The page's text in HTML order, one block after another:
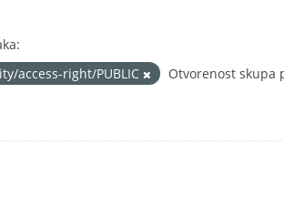
access-right/PUBLIC
Otvorenost skupa